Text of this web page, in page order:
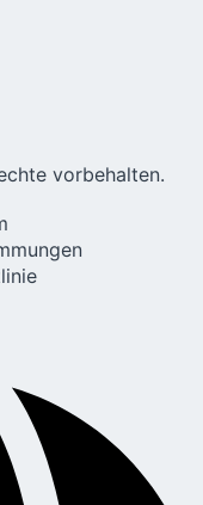
vorbehalten.